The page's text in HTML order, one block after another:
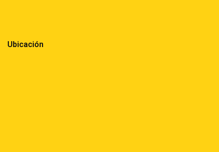
Ubicación